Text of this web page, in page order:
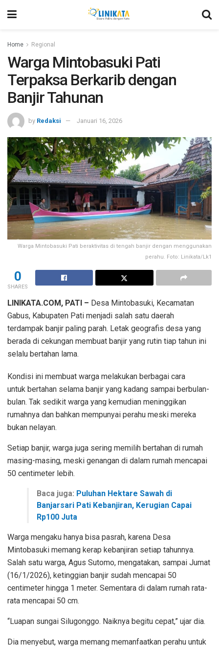
Home Regional
Warga Mintobasuki Pati
Terpaksa Berkarib dengan
Banjir Tahunan
by Redaksi Januari 16, 2026
Warga Mintobasuki Pati beraktivitas di tengah banjir dengan menggunakan
perahu. Foto: Linikata/Lk1
0
SHARES
LINIKATA.COM, PATI – Desa Mintobasuki, Kecamatan
Gabus, Kabupaten Pati menjadi salah satu daerah
terdampak banjir paling parah. Letak geografis desa yang
berada di cekungan membuat banjir yang rutin tiap tahun ini
selalu bertahan lama.
Kondisi ini membuat warga melakukan berbagai cara
untuk bertahan selama banjir yang kadang sampai berbulan-
bulan. Tak sedikit warga yang kemudian meninggikan
rumahnya dan bahkan mempunyai perahu meski mereka
bukan nelayan.
Setiap banjir, warga juga sering memilih bertahan di rumah
masing-masing, meski genangan di dalam rumah mencapai
50 centimeter lebih.
Baca juga: Puluhan Hektare Sawah di
Banjarsari Pati Kebanjiran, Kerugian Capai
Rp100 Juta
Warga mengaku hanya bisa pasrah, karena Desa
Mintobasuki memang kerap kebanjiran setiap tahunnya.
Salah satu warga, Agus Sutomo, mengatakan, sampai Jumat
(16/1/2026), ketinggian banjir sudah mencapai 50
centimeter hingga 1 meter. Sementara di dalam rumah rata-
rata mencapai 50 cm.
“Luapan sungai Silugonggo. Naiknya begitu cepat,” ujar dia.
Dia menyebut, warga memang memanfaatkan perahu untuk